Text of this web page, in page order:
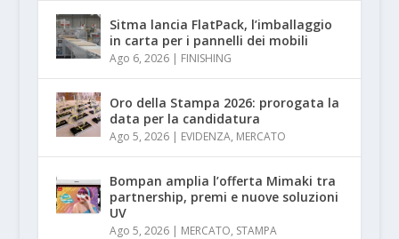
Sitma lancia FlatPack, l’imballaggio
in carta per i pannelli dei mobili
Ago 6, 2026| FINISHING
Oro della Stampa 2026: prorogata la
data per la candidatura
Ago 5, 2026| EVIDENZA, MERCATO
Bompan amplia l’offerta Mimaki tra
partnership, premi e nuove soluzioni
UV
Ago 5, 2026| MERCATO, STAMPA